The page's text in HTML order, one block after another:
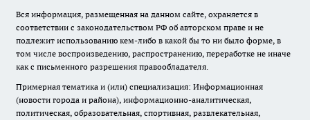
Вся информация, размещенная на данном сайте, охраняется в
соответствии с законодательством РФ об авторском праве и не
подлежит использованию кем-либо в какой бы то ни было форме, в
том числе воспроизведению, распространению, переработке не иначе
как с письменного разрешения правообладателя.
Примерная тематика и (или) специализация: Информационная
(новости города и района), информационно-аналитическая,
политическая, образовательная, спортивная, развлекательная,